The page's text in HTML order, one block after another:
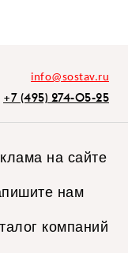
info@sostav.ru
+7 (495) 274-05-25
на сайте
нам
компаний